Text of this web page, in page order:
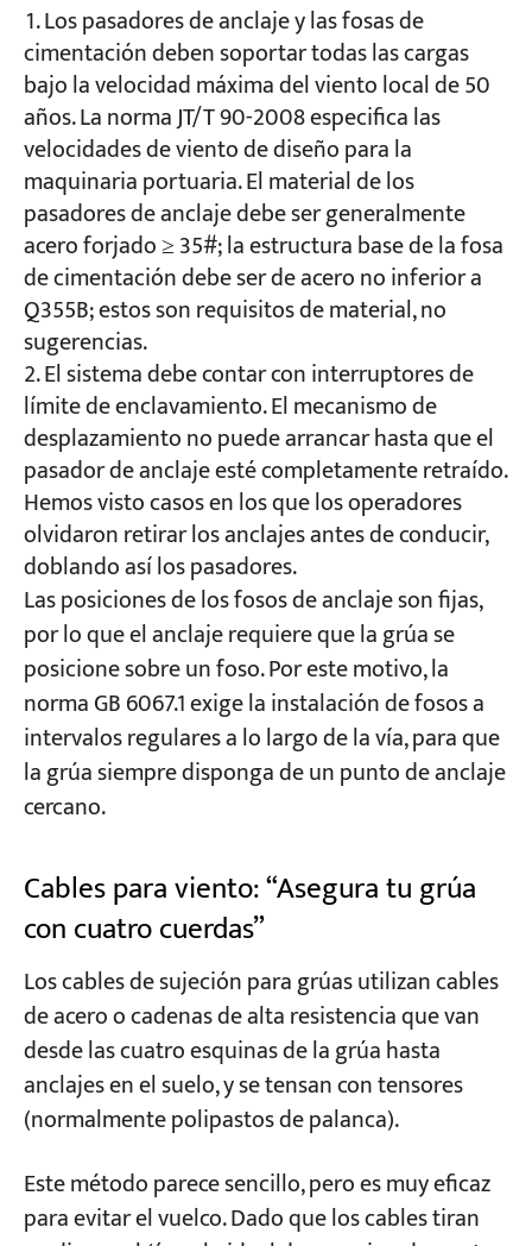
Los pasadores de anclaje y las fosas de
cimentación deben soportar todas las cargas
bajo la velocidad máxima del viento local de 50
años. La norma JT/T 90-2008 especifica las
velocidades de viento de diseño para la
maquinaria portuaria. El material de los
pasadores de anclaje debe ser generalmente
acero forjado ≥ 35#; la estructura base de la fosa
de cimentación debe ser de acero no inferior a
Q355B; estos son requisitos de material, no
sugerencias.
El sistema debe contar con interruptores de
límite de enclavamiento. El mecanismo de
desplazamiento no puede arrancar hasta que el
pasador de anclaje esté completamente retraído.
Hemos visto casos en los que los operadores
olvidaron retirar los anclajes antes de conducir,
doblando así los pasadores.
Las posiciones de los fosos de anclaje son fijas,
por lo que el anclaje requiere que la grúa se
posicione sobre un foso. Por este motivo, la
norma GB 6067.1 exige la instalación de fosos a
intervalos regulares a lo largo de la vía, para que
la grúa siempre disponga de un punto de anclaje
cercano.
Cables para viento: “Asegura tu grúa
con cuatro cuerdas”
Los cables de sujeción para grúas utilizan cables
de acero o cadenas de alta resistencia que van
desde las cuatro esquinas de la grúa hasta
anclajes en el suelo, y se tensan con tensores
(normalmente polipastos de palanca).
Este método parece sencillo, pero es muy eficaz
para evitar el vuelco. Dado que los cables tiran